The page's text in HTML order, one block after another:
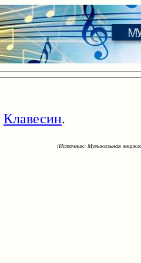
Клавесин.
(Источник: Музыкальная